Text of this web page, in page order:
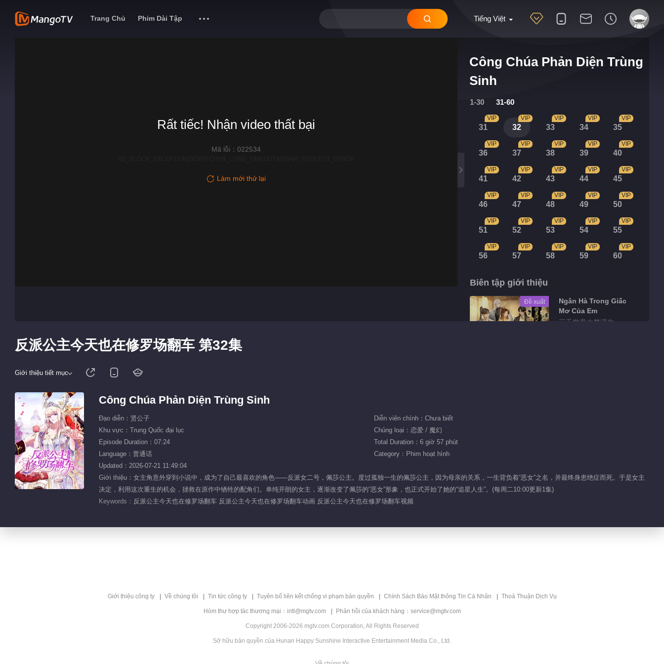
Tiếng Việt
Trang Chủ Phim Dài Tập
Công Chúa Phản Diện Trùng
Sinh
1-30 31-60
31
VIP
32
VIP
33
VIP
34
VIP
35
VIP
36
VIP
37
VIP
38
VIP
39
VIP
40
VIP
41
VIP
42
VIP
43
VIP
44
VIP
45
VIP
46
VIP
47
VIP
48
VIP
49
VIP
50
VIP
51
VIP
52
VIP
53
VIP
54
VIP
55
VIP
56
VIP
57
VIP
58
VIP
59
VIP
60
VIP
Biên tập giới thiệu
Đề xuất
Ngân Hà Trong Giấc
Mơ Của Em
三千世界大梦浮生
阿瑟承诺自己将永远效
Rất tiếc! Nhận video thất bại
Mã lỗi：022534
Làm mới thử lại
反派公主今天也在修罗场翻车 第32集
Giới thiệu tiết mục
Công Chúa Phản Diện Trùng Sinh
Đạo diễn：贤公子
Diễn viên chính：Chưa biết
Khu vực：Trung Quốc đại lục
Chủng loại：恋爱 / 魔幻
Episode Duration：07:24
Total Duration：6 giờ 57 phút
Language：普通话
Category：Phim hoạt hình
Updated：2026-07-21 11:49:04
Giới thiệu：女主角意外穿到小说中，成为了自己最喜欢的角色——反派女二号，佩莎公主。度过孤独一生的佩莎公主，因为母亲的关系，一生背负着“恶女”之名，并最终身患绝症而死。于是女主
决定，利用这次重生的机会，拯救在原作中牺牲的配角们。单纯开朗的女主，逐渐改变了佩莎的“恶女”形象，也正式开始了她的“追星人生”。(每周二10:00更新1集)
Keywords： 反派公主今天也在修罗场翻车 反派公主今天也在修罗场翻车动画 反派公主今天也在修罗场翻车视频
Giới thiệu công ty Về chúng tôi Tin tức công ty Tuyên bố liên kết chống vi phạm bản quyền Chính Sách Bảo Mật thông Tin Cá Nhân Thoả Thuận Dịch Vụ
Hòm thư hợp tác thương mại：intl@mgtv.com Phản hồi của khách hàng：service@mgtv.com
Copyright 2006-2026 mgtv.com Corporation, All Rights Reserved
Sở hữu bản quyền của Hunan Happy Sunshine Interactive Entertainment Media Co., Ltd.